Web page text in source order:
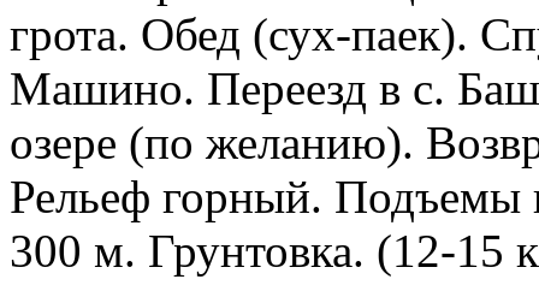
грота. Обед (сух-паек).
Машино. Переезд в с.
озере (по желанию).
Рельеф горный. Подъемы
300 м. Грунтовка. (12-15